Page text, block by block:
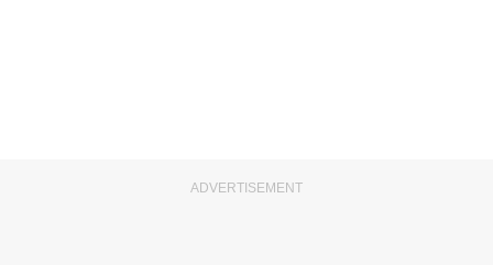
ADVERTISEMENT